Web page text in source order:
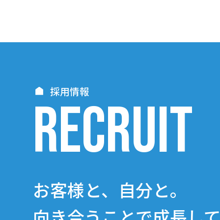
採用情報
RECRUIT
お客様と、自分と。